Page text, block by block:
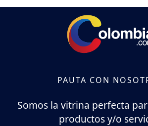
PAUTA CON
Somos la vitrina perfecta
productos y/o